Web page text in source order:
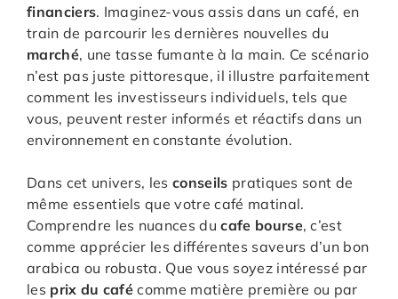
financiers. Imaginez-vous assis dans un café, en
train de parcourir les dernières nouvelles du
marché, une tasse fumante à la main. Ce scénario
n’est pas juste pittoresque, il illustre parfaitement
comment les investisseurs individuels, tels que
vous, peuvent rester informés et réactifs dans un
environnement en constante évolution.
Dans cet univers, lesconseils pratiques sont de
même essentiels que votre café matinal.
Comprendre les nuances ducafe bourse, c’est
comme apprécier les différentes saveurs d’un bon
arabica ou robusta. Que vous soyez intéressé par
les prix du café comme matière première ou par